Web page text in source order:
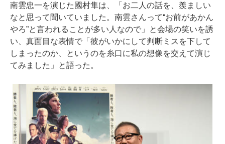
南雲忠一を演じた國村隼は、「お二人の話を、羨ましい
なと思って聞いていました。南雲さんって“お前があかん
やろ”と言われることが多い人なので」と会場の笑いを誘
い、真面目な表情で「彼がいかにして判断ミスを下して
しまったのか、というのを糸口に私の想像を交えて演じ
てみました」と語った。